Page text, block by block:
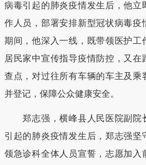
病毒引起的肺炎疫情发生后，他立
作人员，部署安排新型冠状病毒疫
期间，他深入一线，既带领医护工
居民家中宣传指导疫情防控，又在
查点，对过往所有车辆的车主及乘
并登记，保障公众健康安全。
郑志强，横峰县人民医院副院
引起的肺炎疫情发生后，郑志强坚
领急诊科全体人员宣誓，志愿加入